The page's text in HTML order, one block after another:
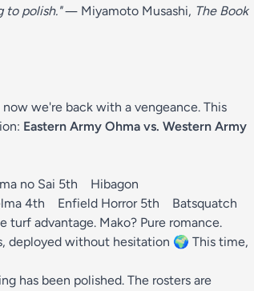
to polish."― Miyamoto Musashi, The Book
we're back with a vengeance. This
Eastern Army Ohma vs. Western Army
no Sai 5th Hibagon
4th Enfield Horror 5th Batsquatch
turf advantage. Mako? Pure romance.
deployed without hesitation 🌍 This time,
has been polished. The rosters are